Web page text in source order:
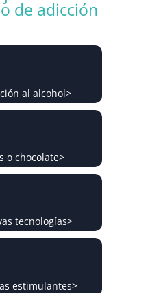
de adicción
al alcohol>
o chocolate>
tecnologías>
estimulantes>